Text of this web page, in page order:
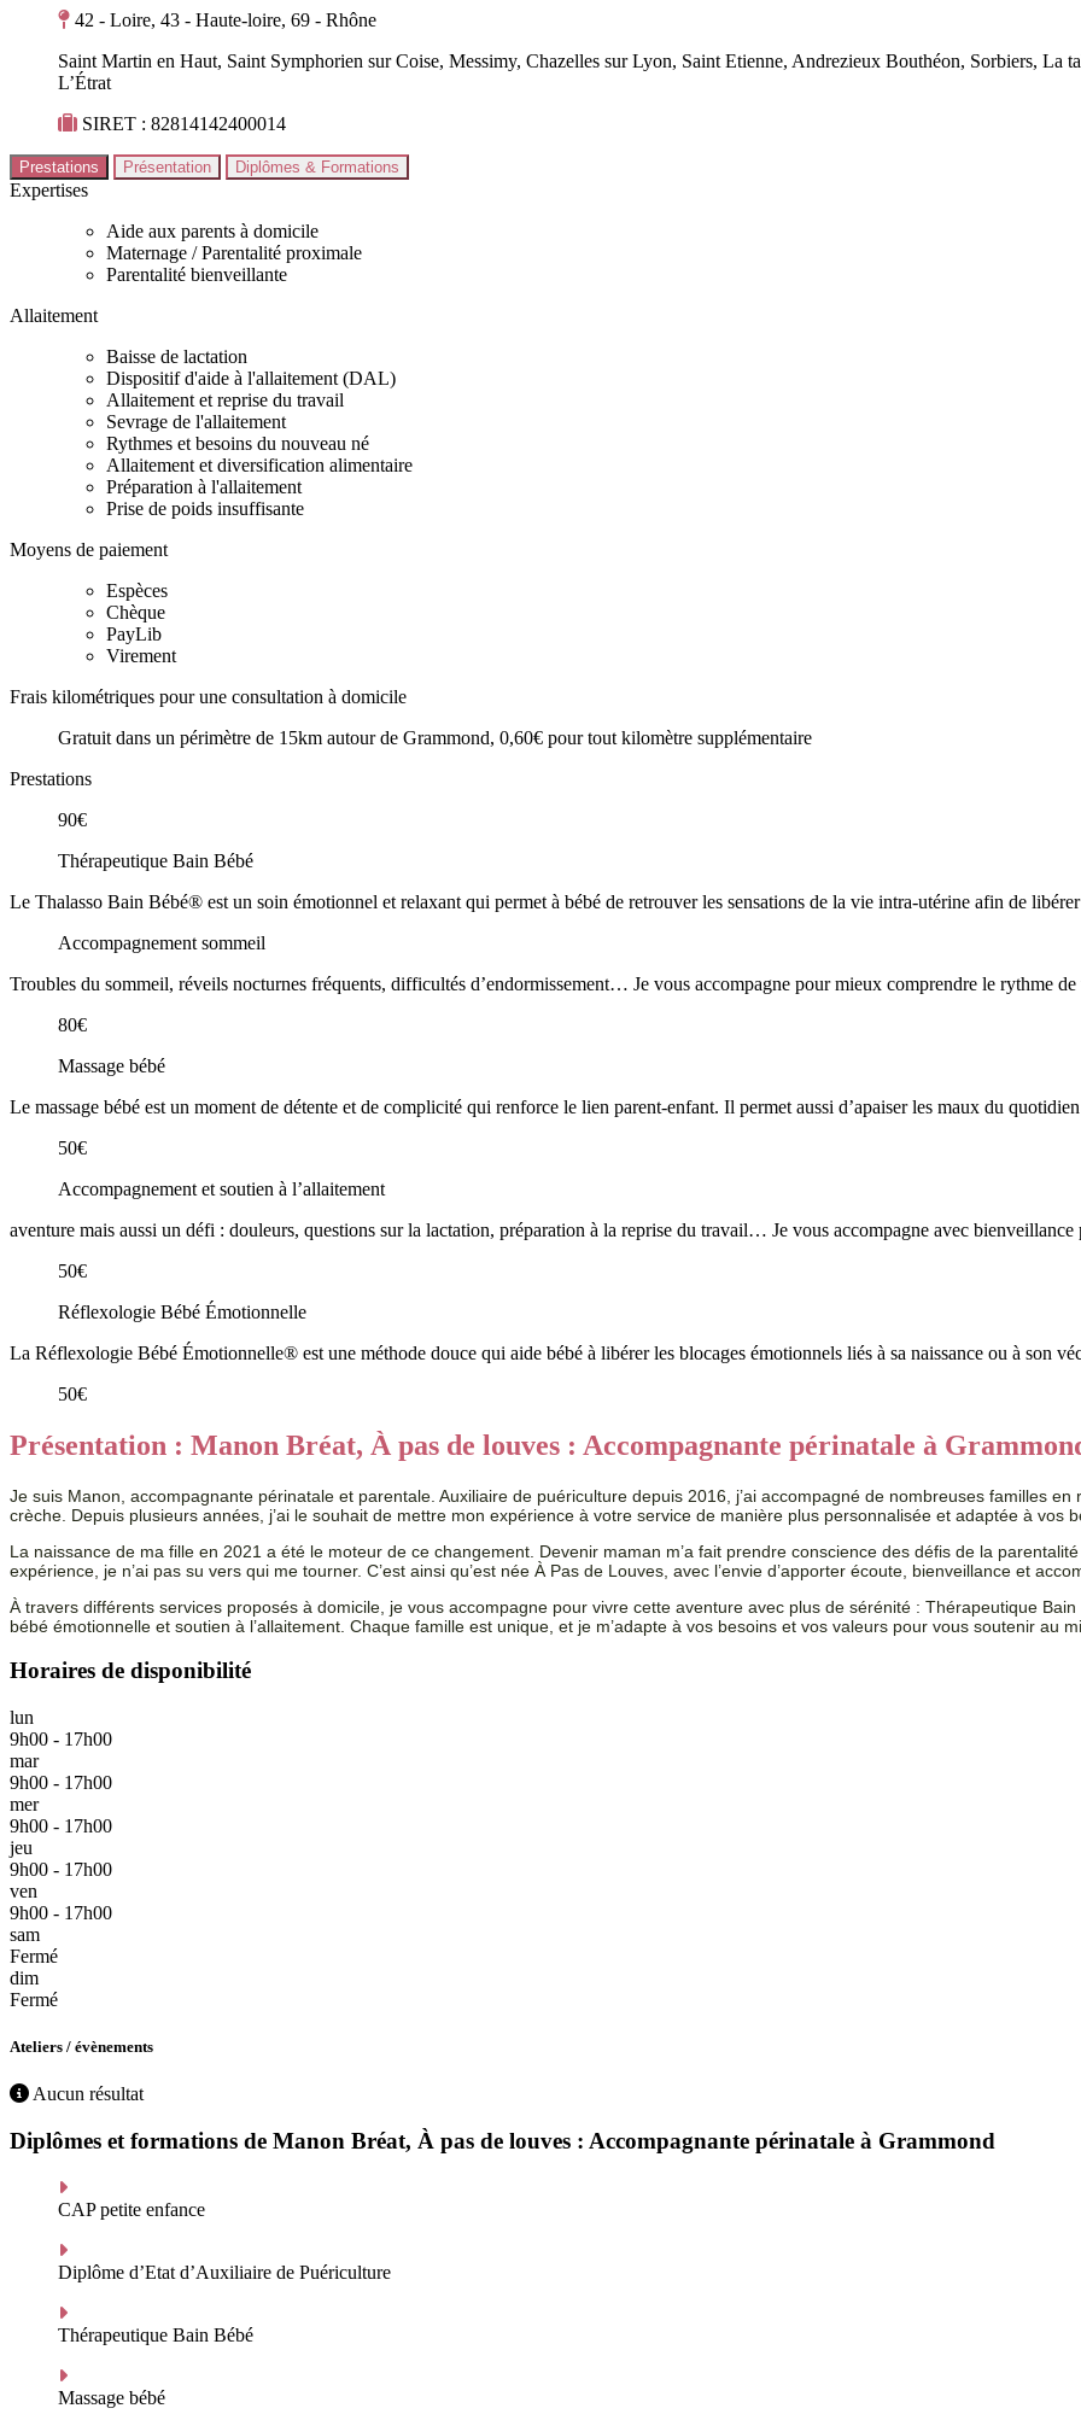
42 - Loire, 43 - Haute-loire, 69 - Rhône
Saint Martin en Haut, Saint Symphorien sur Coise, Messimy, Chazelles sur Lyon, Saint Etienne, Andrezieux Bouthéon, Sorbiers, La
L’Étrat
SIRET : 82814142400014
Prestations Présentation Diplômes & Formations
Expertises
Aide aux parents à domicile
Maternage / Parentalité proximale
Parentalité bienveillante
Allaitement
Baisse de lactation
Dispositif d'aide à l'allaitement (DAL)
Allaitement et reprise du travail
Sevrage de l'allaitement
Rythmes et besoins du nouveau né
Allaitement et diversification alimentaire
Préparation à l'allaitement
Prise de poids insuffisante
Moyens de paiement
Espèces
Chèque
PayLib
Virement
Frais kilométriques pour une consultation à domicile
Gratuit dans un périmètre de 15km autour de Grammond, 0,60€ pour tout kilomètre supplémentaire
Prestations
90€
Thérapeutique Bain Bébé
Le Thalasso Bain Bébé® est un soin émotionnel et relaxant qui permet à bébé de retrouver les sensations de la vie intra-utérine afin de
Accompagnement sommeil
Troubles du sommeil, réveils nocturnes fréquents, difficultés d’endormissement… Je vous accompagne pour mieux comprendre le rythme de
80€
Massage bébé
Le massage bébé est un moment de détente et de complicité qui renforce le lien parent-enfant. Il permet aussi d’apaiser les maux du
50€
Accompagnement et soutien à l’allaitement
aventure mais aussi un défi : douleurs, questions sur la lactation, préparation à la reprise du travail… Je vous accompagne avec bienveillance
50€
Réflexologie Bébé Émotionnelle
La Réflexologie Bébé Émotionnelle® est une méthode douce qui aide bébé à libérer les blocages émotionnels liés à sa naissance ou à son
50€
Présentation : Manon Bréat, À pas de louves : Accompagnante périnatale à
Je suis Manon, accompagnante périnatale et parentale. Auxiliaire de puériculture depuis 2016, j’ai accompagné de nombreuses familles
crèche. Depuis plusieurs années, j’ai le souhait de mettre mon expérience à votre service de manière plus personnalisée et adaptée à vos
La naissance de ma fille en 2021 a été le moteur de ce changement. Devenir maman m’a fait prendre conscience des défis de la
expérience, je n’ai pas su vers qui me tourner. C’est ainsi qu’est née À Pas de Louves, avec l’envie d’apporter écoute, bienveillance et
À travers différents services proposés à domicile, je vous accompagne pour vivre cette aventure avec plus de sérénité : Thérapeutique
bébé émotionnelle et soutien à l’allaitement. Chaque famille est unique, et je m’adapte à vos besoins et vos valeurs pour vous soutenir au
Horaires de disponibilité
lun
9h00 - 17h00
mar
9h00 - 17h00
mer
9h00 - 17h00
jeu
9h00 - 17h00
ven
9h00 - 17h00
sam
Fermé
dim
Fermé
Ateliers / évènements
Aucun résultat
Diplômes et formations de Manon Bréat, À pas de louves : Accompagnante périnatale à Grammond
CAP petite enfance
Diplôme d’Etat d’Auxiliaire de Puériculture
Thérapeutique Bain Bébé
Massage bébé